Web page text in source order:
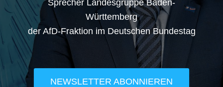
Sprecher Landesgruppe Baden-
Württemberg
der AfD-Fraktion im Deutschen Bundestag
NEWSLETTER ABONNIEREN